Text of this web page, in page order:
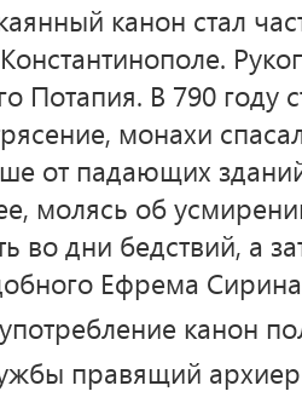
канон стал
Потапия. В 790 году
монахи
от падающих
молясь об
во дни бедствий, а
Ефрема
канон
правящий